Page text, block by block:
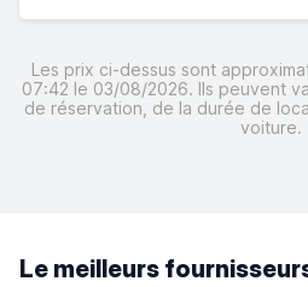
Les prix ci-dessus sont
07:42 le 03/08/2026. Ils peuvent
de réservation, de la durée de
voiture.
Le meilleurs